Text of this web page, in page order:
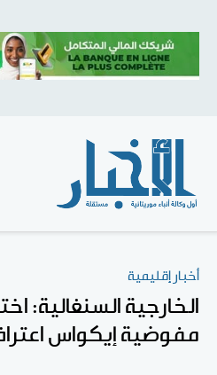
أخبار إقليمية
الخارجية السنغالية:
مفوضية إيكواس اعتراف